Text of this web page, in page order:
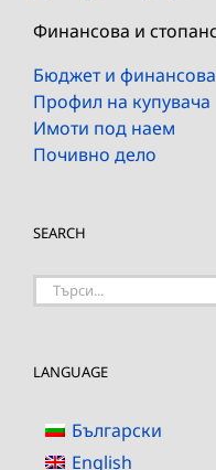
Финансова и
Бюджет и
Профил на купувача
Имоти под наем
Почивно дело
SEARCH
Търсене
LANGUAGE
Български
English